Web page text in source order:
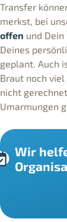
Transfer
merkst, bei
offen und
Deines
geplant. Auch
Braut noch
nicht
Umarmungen
Wir